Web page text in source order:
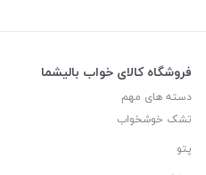
فروشگاه کالای خواب بالیشما
دسته های مهم
تشک خوشخواب
پتو